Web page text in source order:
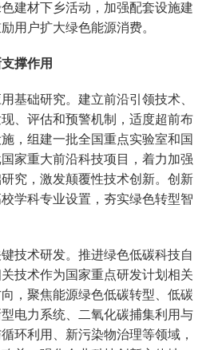
建材下乡活动，加强配套设施建
用户扩大绿色能源消费。
撑作用
基础研究。建立前沿引领技术、
、评估和预警机制，适度超前布
，组建一批全国重点实验室和国
家重大前沿科技项目，着力加强
究，激发颠覆性技术创新。创新
学科专业设置，夯实绿色转型智
键技术研发。推进绿色低碳科技自
技术作为国家重点研发计划相关
，聚焦能源绿色低碳转型、低碳
电力系统、二氧化碳捕集利用与
环利用、新污染物治理等领域，